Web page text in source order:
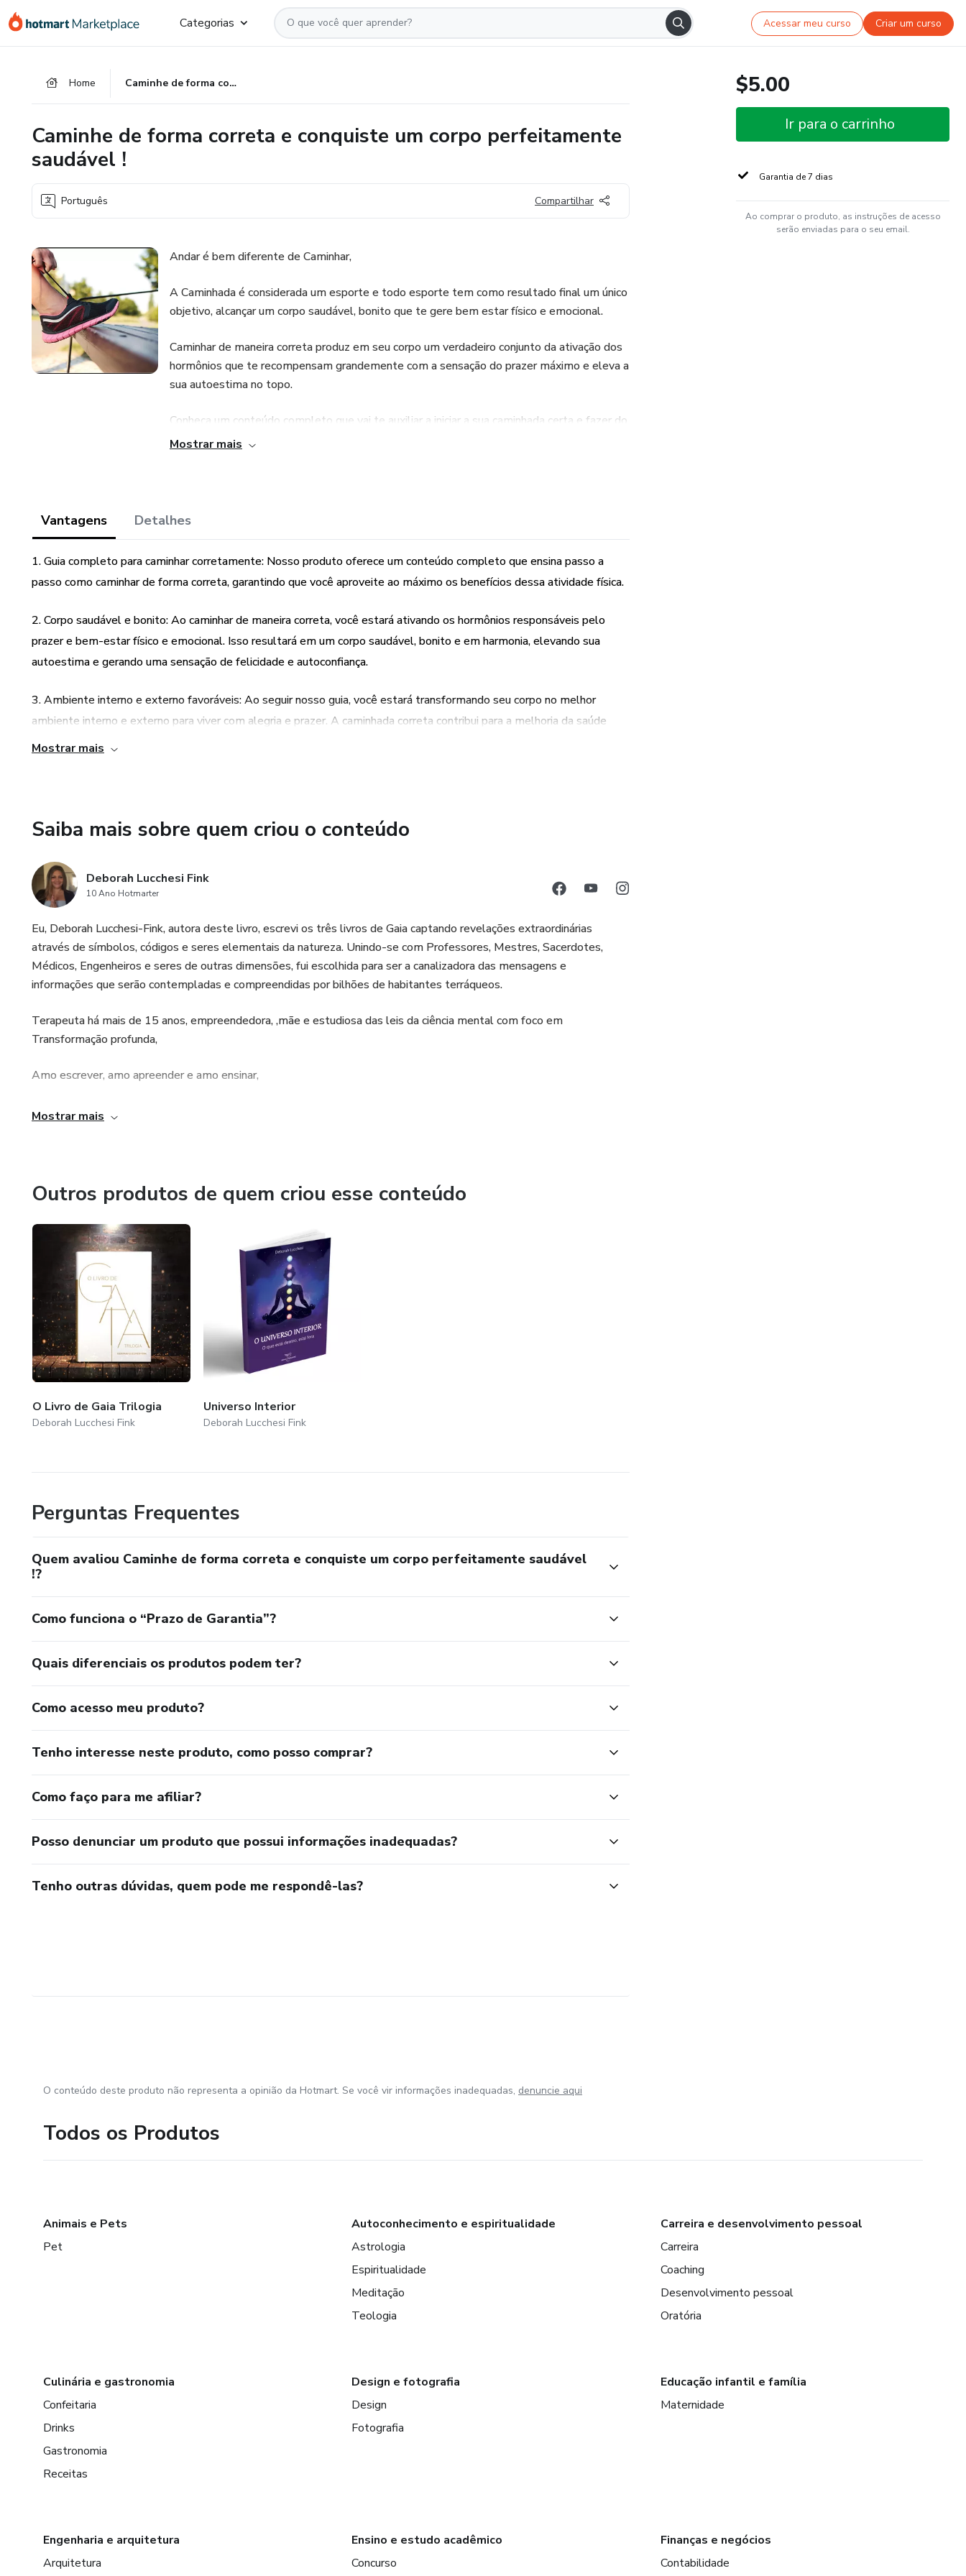
para
para
para
Categorias Acessar meu curso Criar um curso
Home Caminhe de forma correta e conquiste um corpo perfeitamente saudável !
Caminhe de forma correta e conquiste um corpo perfeitamente
saudável !
Português Compartilhar
Andar é bem diferente de Caminhar,
A Caminhada é considerada um esporte e todo esporte tem como resultado final um único
objetivo, alcançar um corpo saudável, bonito que te gere bem estar físico e emocional.
Caminhar de maneira correta produz em seu corpo um verdadeiro conjunto da ativação dos
hormônios que te recompensam grandemente com a sensação do prazer máximo e eleva a
sua autoestima no topo.
Conheça um conteúdo completo que vai te auxiliar a iniciar a sua caminhada certa e fazer do
seu corpo o melhor ambiente interno e externo para você viver com Alegria, Prazer,
Mostrar mais
Vantagens Detalhes
1. Guia completo para caminhar corretamente: Nosso produto oferece um conteúdo completo que ensina passo a
passo como caminhar de forma correta, garantindo que você aproveite ao máximo os benefícios dessa atividade física.
2. Corpo saudável e bonito: Ao caminhar de maneira correta, você estará ativando os hormônios responsáveis pelo
prazer e bem-estar físico e emocional. Isso resultará em um corpo saudável, bonito e em harmonia, elevando sua
autoestima e gerando uma sensação de felicidade e autoconfiança.
3. Ambiente interno e externo favoráveis: Ao seguir nosso guia, você estará transformando seu corpo no melhor
ambiente interno e externo para viver com alegria e prazer. A caminhada correta contribui para a melhoria da saúde
geral, fortalecimento dos músculos, aumento da resistência física e melhora da postura.
ansiedade e a depressão, promovendo uma sensação de felicidade e equilíbrio emocional.
Mostrar mais
Saiba mais sobre quem criou o conteúdo
Deborah Lucchesi Fink
10 Ano Hotmarter
Eu, Deborah Lucchesi-Fink, autora deste livro, escrevi os três livros de Gaia captando revelações extraordinárias
através de símbolos, códigos e seres elementais da natureza. Unindo-se com Professores, Mestres, Sacerdotes,
Médicos, Engenheiros e seres de outras dimensões, fui escolhida para ser a canalizadora das mensagens e
informações que serão contempladas e compreendidas por bilhões de habitantes terráqueos.
Terapeuta há mais de 15 anos, empreendedora, ,mãe e estudiosa das leis da ciência mental com foco em
Transformação profunda,
Amo escrever, amo apreender e amo ensinar,
Assim falei com muito Amor,
Eu Sou,
Mostrar mais
Outros produtos de quem criou esse conteúdo
O Livro de Gaia Trilogia
Deborah Lucchesi Fink
Universo Interior
Deborah Lucchesi Fink
Perguntas Frequentes
Quem avaliou Caminhe de forma correta e conquiste um corpo perfeitamente saudável
!?
Como funciona o “Prazo de Garantia”?
Quais diferenciais os produtos podem ter?
Como acesso meu produto?
Tenho interesse neste produto, como posso comprar?
Como faço para me afiliar?
Posso denunciar um produto que possui informações inadequadas?
Tenho outras dúvidas, quem pode me respondê-las?
$5.00
Ir para o carrinho
Garantia de 7 dias
Ao comprar o produto, as instruções de acesso
serão enviadas para o seu email.
O conteúdo deste produto não representa a opinião da Hotmart. Se você vir informações inadequadas, denuncie aqui
Todos os Produtos
Animais e Pets
Pet
Autoconhecimento e espiritualidade
Astrologia
Espiritualidade
Meditação
Teologia
Carreira e desenvolvimento pessoal
Carreira
Coaching
Desenvolvimento pessoal
Oratória
Culinária e gastronomia
Confeitaria
Drinks
Gastronomia
Receitas
Design e fotografia
Design
Fotografia
Educação infantil e família
Maternidade
Engenharia e arquitetura
Arquitetura
Ensino e estudo acadêmico
Concurso
Finanças e negócios
Contabilidade